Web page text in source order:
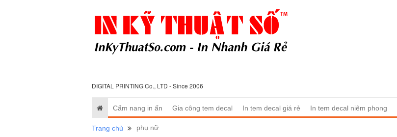
DIGITAL PRINTING Co., LTD - Since 2006
Cẩm nang in ấn Gia công tem decal In tem decal giá rẻ In tem decal niêm phong
Trang chủ phụ nữ